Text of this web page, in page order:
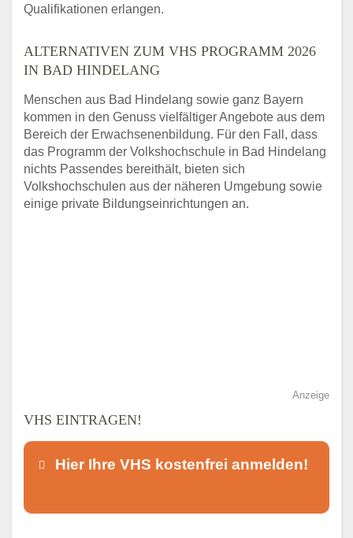
Qualifikationen erlangen.
ALTERNATIVEN ZUM VHS PROGRAMM 2026
IN BAD HINDELANG
Menschen aus Bad Hindelang sowie ganz Bayern
kommen in den Genuss vielfältiger Angebote aus dem
Bereich der Erwachsenenbildung. Für den Fall, dass
das Programm der Volkshochschule in Bad Hindelang
nichts Passendes bereithält, bieten sich
Volkshochschulen aus der näheren Umgebung sowie
einige private Bildungseinrichtungen an.
Anzeige
VHS EINTRAGEN!
Hier Ihre VHS kostenfrei anmelden!